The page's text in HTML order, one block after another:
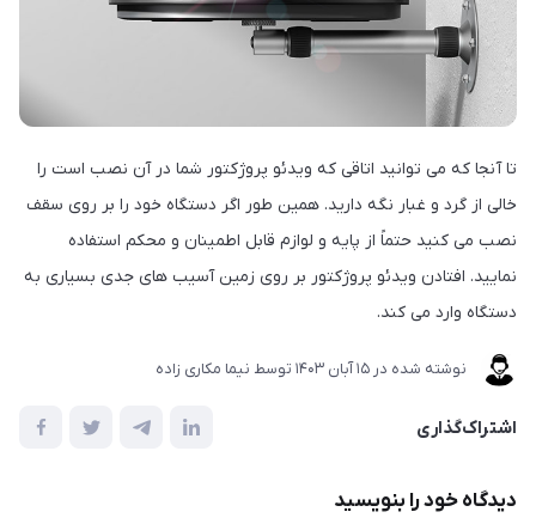
تا آنجا که می توانید اتاقی که ویدئو پروژکتور شما در آن نصب است را
خالی از گرد و غبار نگه دارید. همین طور اگر دستگاه خود را بر روی سقف
نصب می کنید حتماً از پایه و لوازم قابل اطمینان و محکم استفاده
نمایید. افتادن ویدئو پروژکتور بر روی زمین آسیب های جدی بسیاری به
دستگاه وارد می کند.
نوشته شده در 15 آبان 1403 توسط نیما مکاری زاده
اشتراک‌گذاری
دیدگاه خود را بنویسید